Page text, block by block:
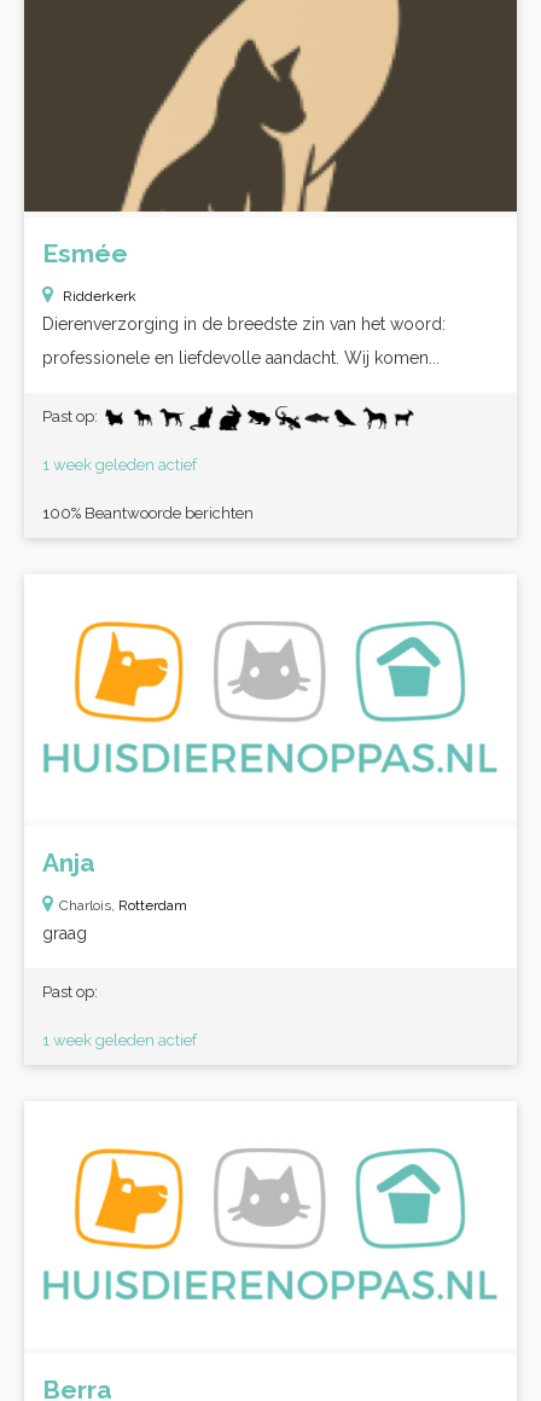
Esmée
Ridderkerk
Dierenverzorging in de breedste zin van het woord:
professionele en liefdevolle aandacht. Wij komen...
Past op:
1 week geleden actief
100% Beantwoorde berichten
Anja
Charlois, Rotterdam
graag
Past op:
1 week geleden actief
Berra